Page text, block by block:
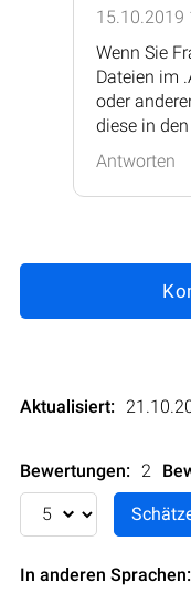
15.10.2019
Wenn Sie
Dateien im
oder
diese in
Antworten
Aktualisiert:
Bewertungen: 2
In anderen Sprachen: